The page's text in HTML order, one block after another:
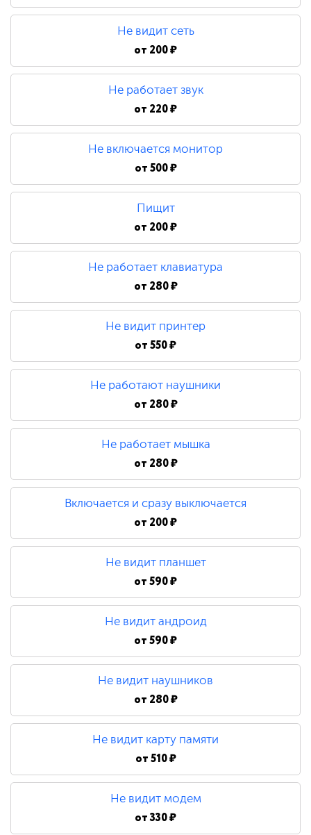
480 ₽
Замена процессора
790 ₽
Не видит сеть
от 200 ₽
Не работает звук
от 220 ₽
Не включается монитор
от500 ₽
Пищит
от 200 ₽
Не работает клавиатура
от 280 ₽
Не видит принтер
от550 ₽
Не работают наушники
от 280 ₽
Не работает мышка
от 280 ₽
Включается и сразу выключается
от 200 ₽
Не видит планшет
от590 ₽
Не видит андроид
от590 ₽
Не видит наушников
от 280 ₽
Не видит карту памяти
от510 ₽
Не видит модем
от330 ₽